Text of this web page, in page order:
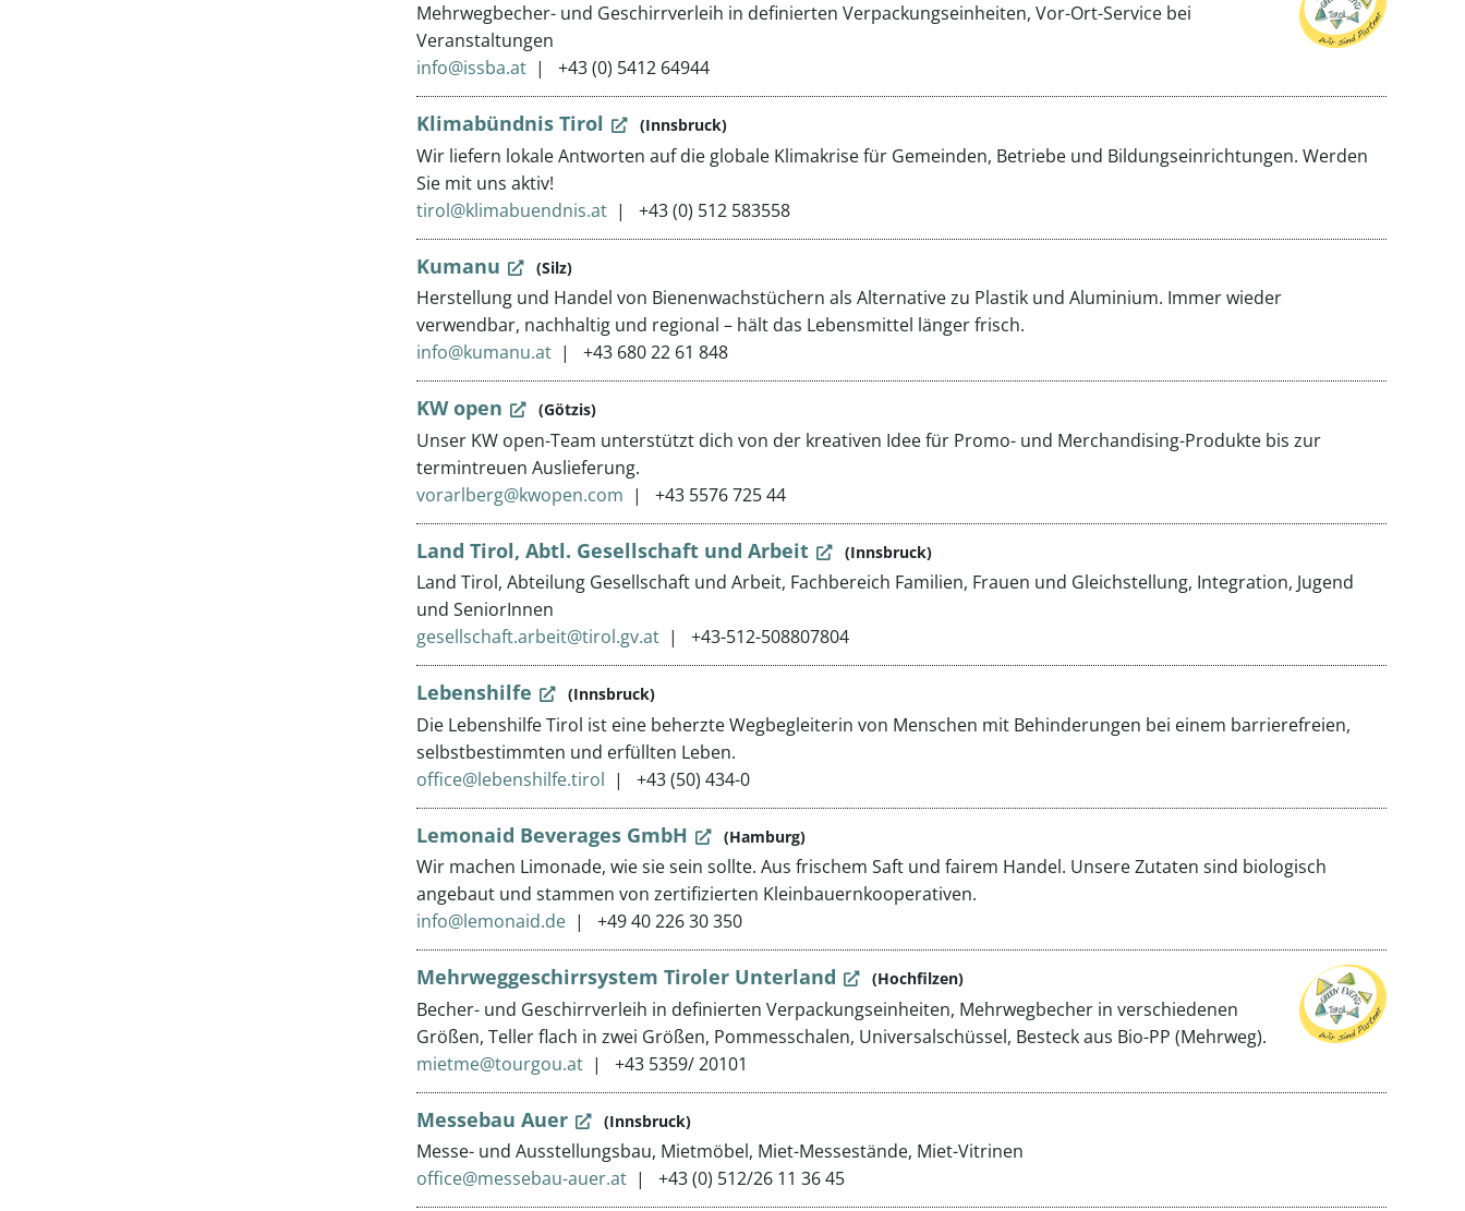
Mehrwegbecher- und Geschirrverleih in definierten Verpackungseinheiten, Vor-Ort-Service bei
Veranstaltungen
info@issba.at
+43 (0) 5412 64944
Klimabündnis Tirol (Innsbruck)
Wir liefern lokale Antworten auf die globale Klimakrise für Gemeinden, Betriebe und Bildungseinrichtungen. Werden
Sie mit uns aktiv!
tirol@klimabuendnis.at
+43 (0) 512 583558
Kumanu (Silz)
Herstellung und Handel von Bienenwachstüchern als Alternative zu Plastik und Aluminium. Immer wieder
verwendbar, nachhaltig und regional – hält das Lebensmittel länger frisch.
info@kumanu.at
+43 680 22 61 848
KW open (Götzis)
Unser KW open-Team unterstützt dich von der kreativen Idee für Promo- und Merchandising-Produkte bis zur
termintreuen Auslieferung.
vorarlberg@kwopen.com
+43 5576 725 44
Land Tirol, Abtl. Gesellschaft und Arbeit (Innsbruck)
Land Tirol, Abteilung Gesellschaft und Arbeit, Fachbereich Familien, Frauen und Gleichstellung, Integration, Jugend
und SeniorInnen
gesellschaft.arbeit@tirol.gv.at
+43-512-508807804
Lebenshilfe (Innsbruck)
Die Lebenshilfe Tirol ist eine beherzte Wegbegleiterin von Menschen mit Behinderungen bei einem barrierefreien,
selbstbestimmten und erfüllten Leben.
office@lebenshilfe.tirol
+43 (50) 434-0
Lemonaid Beverages GmbH (Hamburg)
Wir machen Limonade, wie sie sein sollte. Aus frischem Saft und fairem Handel. Unsere Zutaten sind biologisch
angebaut und stammen von zertifizierten Kleinbauernkooperativen.
info@lemonaid.de
+49 40 226 30 350
Mehrweggeschirrsystem Tiroler Unterland (Hochfilzen)
Becher- und Geschirrverleih in definierten Verpackungseinheiten, Mehrwegbecher in verschiedenen
Größen, Teller flach in zwei Größen, Pommesschalen, Universalschüssel, Besteck aus Bio-PP (Mehrweg).
mietme@tourgou.at
+43 5359/ 20101
Messebau Auer (Innsbruck)
Messe- und Ausstellungsbau, Mietmöbel, Miet-Messestände, Miet-Vitrinen
office@messebau-auer.at
+43 (0) 512/26 11 36 45